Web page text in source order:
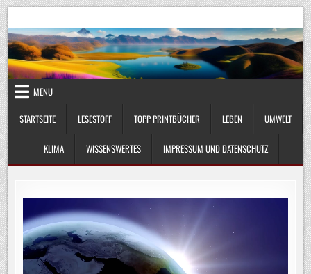
Skip
to
content
UmweltKlima.com
MENU
STARTSEITE
LESESTOFF TOPP PRINTBÜCHER LEBEN UMWELT
KLIMA WISSENSWERTES IMPRESSUM UND DATENSCHUTZ